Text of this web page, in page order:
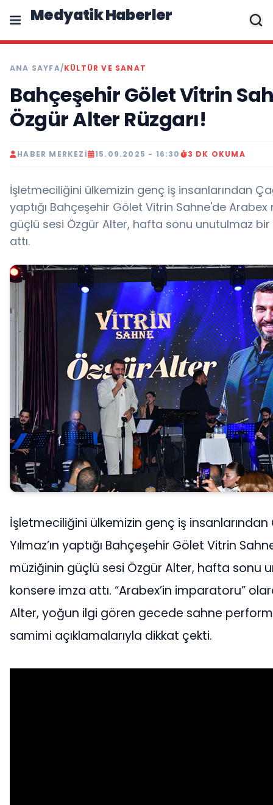
Medyatik Haberler
ANA SAYFA/KÜLTÜR VE SANAT
Bahçeşehir Gölet Vitrin
Özgür Alter Rüzgarı!
HABER MERKEZI 15.09.2025 - 16:30 3 DK OKUMA
İşletmeciliğini ülkemizin genç iş insanlarından
yaptığı Bahçeşehir Gölet Vitrin Sahne'de Arabex
güçlü sesi Özgür Alter, hafta sonu unutulmaz
attı.
İşletmeciliğini ülkemizin genç iş insanlarından
Yılmaz’ın yaptığı Bahçeşehir Gölet Vitrin
müziğinin güçlü sesi Özgür Alter, hafta sonu
konsere imza attı. “Arabex’in imparatoru”
Alter, yoğun ilgi gören gecede sahne
samimi açıklamalarıyla dikkat çekti.